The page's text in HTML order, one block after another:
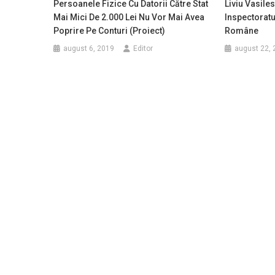
Persoanele Fizice Cu Datorii Către Stat
Mai Mici De 2.000 Lei Nu Vor Mai Avea
Poprire Pe Conturi (proiect)
august 6, 2019 Editor
Liviu
Române
august 22,